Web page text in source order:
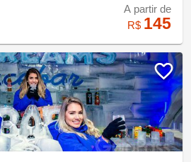
A partir de
R$ 145